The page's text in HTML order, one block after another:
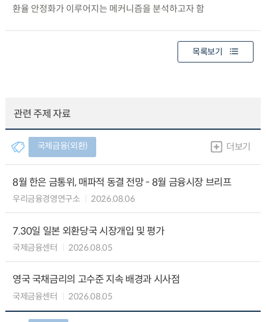
환율 안정화가 이루어지는 메커니즘을 분석하고자 함
목록보기
관련 주제 자료
국제금융(외환) 더보기
8월 한은 금통위, 매파적 동결 전망 - 8월 금융시장 브리프
우리금융경영연구소 2026.08.06
7.30일 일본 외환당국 시장개입 및 평가
국제금융센터 2026.08.05
영국 국채금리의 고수준 지속 배경과 시사점
국제금융센터 2026.08.05